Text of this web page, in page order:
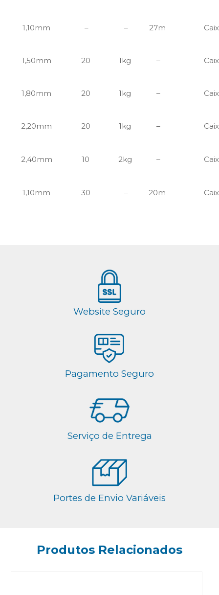
1,10mm – – 27m
1,50mm 20 1kg –
1,80mm 20 1kg –
2,20mm 20 1kg –
2,40mm 10 2kg –
1,10mm 30 – 20m
Website Seguro
Pagamento Seguro
Serviço de Entrega
Portes de Envio Variáveis
Produtos Relacionados